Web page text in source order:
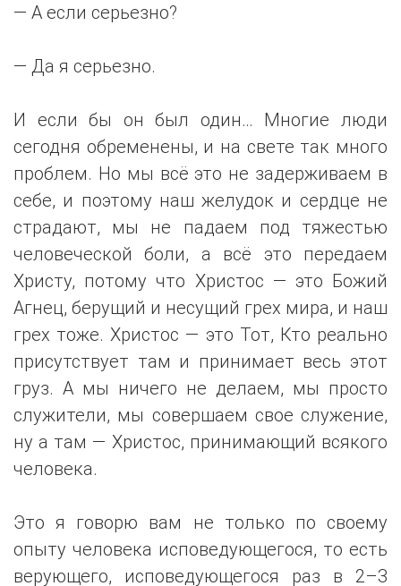
— А если серьезно?
— Да я серьезно.
И если бы он был один… Многие люди
сегодня обременены, и на свете так много
проблем. Но мы всё это не задерживаем в
себе, и поэтому наш желудок и сердце не
страдают, мы не падаем под тяжестью
человеческой боли, а всё это передаем
Христу, потому что Христос — это Божий
Агнец, берущий и несущий грех мира, и наш
грех тоже. Христос — это Тот, Кто реально
присутствует там и принимает весь этот
груз. А мы ничего не делаем, мы просто
служители, мы совершаем свое служение,
ну а там — Христос, принимающий всякого
человека.
Это я говорю вам не только по своему
опыту человека исповедующегося, то есть
верующего, исповедующегося раз в 2–3